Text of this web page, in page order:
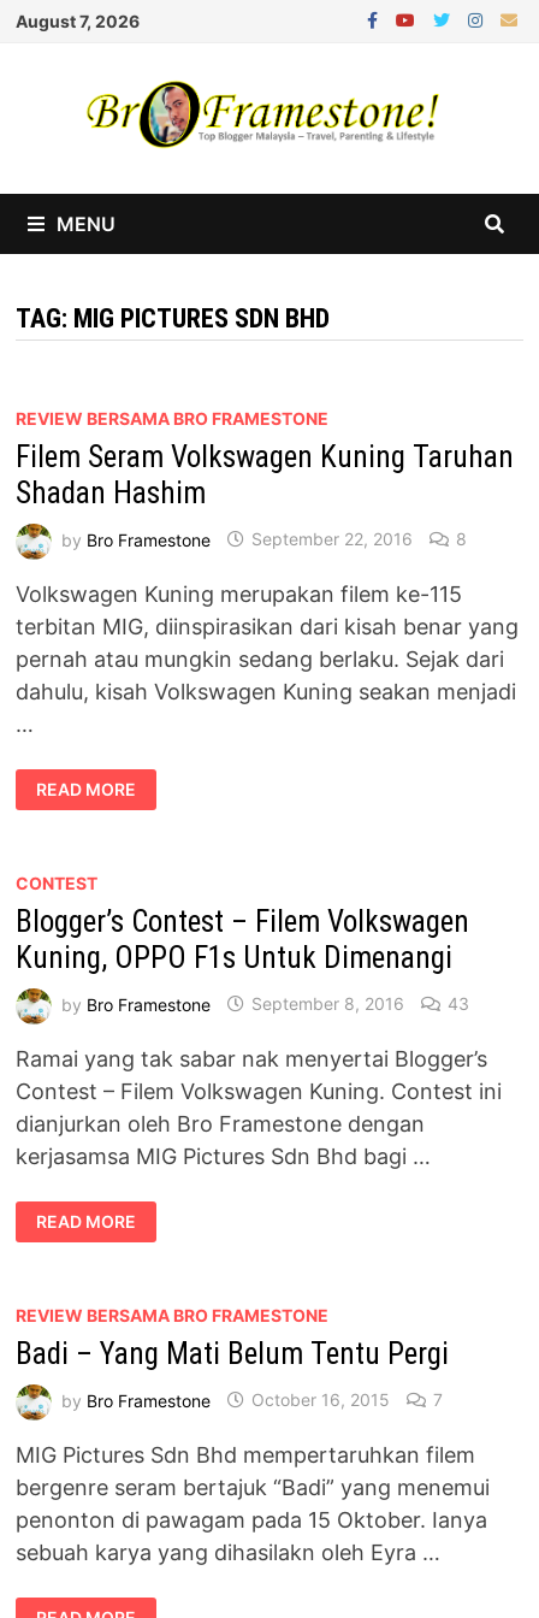
Skip
August 7, 2026
MENU
TAG: MIG PICTURES SDN BHD
REVIEW BERSAMA BRO FRAMESTONE
Filem Seram Volkswagen Kuning Taruhan
Shadan Hashim
by Bro Framestone September 22, 2016 8
Volkswagen Kuning merupakan filem ke-115
terbitan MIG, diinspirasikan dari kisah benar yang
pernah atau mungkin sedang berlaku. Sejak dari
dahulu, kisah Volkswagen Kuning seakan menjadi
…
FILEM
SERAM
VOLKSWAGEN
HASHIM
READ MORE
CONTEST
Blogger’s Contest – Filem Volkswagen
Kuning, OPPO F1s Untuk Dimenangi
by Bro Framestone September 8, 2016 43
Ramai yang tak sabar nak menyertai Blogger’s
Contest – Filem Volkswagen Kuning. Contest ini
dianjurkan oleh Bro Framestone dengan
kerjasamsa MIG Pictures Sdn Bhd bagi …
BLOGGER’S
CONTEST
–
OPPO
UNTUK
DIMENANGI
READ MORE
REVIEW BERSAMA BRO FRAMESTONE
Badi – Yang Mati Belum Tentu Pergi
by Bro Framestone October 16, 2015 7
MIG Pictures Sdn Bhd mempertaruhkan filem
bergenre seram bertajuk “Badi” yang menemui
penonton di pawagam pada 15 Oktober. Ianya
sebuah karya yang dihasilakn oleh Eyra …
BADI